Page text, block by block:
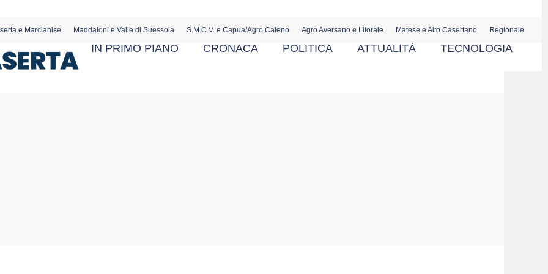
e Marcianise Maddaloni e Valle di Suessola S.M.C.V. e Capua/Agro Caleno Agro Aversano e Litorale Matese e Alto Casertano Regionale
IN PRIMO PIANO CRONACA POLITICA ATTUALITÀ TECNOLOGIA